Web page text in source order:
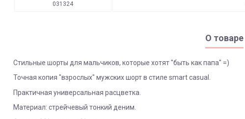
031324
О товаре
Стильные шорты для мальчиков, которые хотят "быть как папа" =)
Точная копия "взрослых" мужских шорт в стиле smart casual.
Практичная универсальная расцветка.
Материал: стрейчевый тонкий деним.